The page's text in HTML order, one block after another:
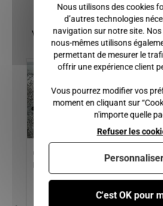
Vous pourriez également
CARDAN GAUCHE
MICROCAR MC1, MC2
3,
Nous utilisons des cookies
d’autres technologies
navigation sur notre site.
nous-mêmes utilisons
permettant de mesurer le
offrir une expérience client
Vous pourrez modifier vos
moment en cliquant sur
n'importe quelle
C'est OK pour
Refuser les
Personnaliser